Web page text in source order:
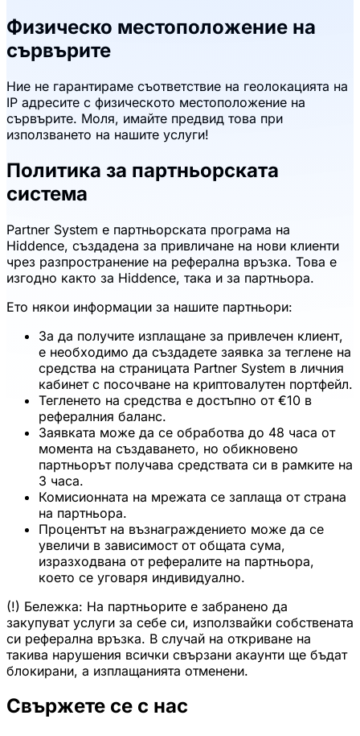
Физическо местоположение на
сървърите
Ние не гарантираме съответствие на геолокацията на
IP адресите с физическото местоположение на
сървърите. Моля, имайте предвид това при
използването на нашите услуги!
Политика за партньорската
система
Partner System е партньорската програма на
Hiddence, създадена за привличане на нови клиенти
чрез разпространение на реферална връзка. Това е
изгодно както за Hiddence, така и за партньора.
Ето някои информации за нашите партньори:
За да получите изплащане за привлечен клиент,
е необходимо да създадете заявка за теглене на
средства на страницата Partner System в личния
кабинет с посочване на криптовалутен портфейл.
Тегленето на средства е достъпно от €10 в
рефералния баланс.
Заявката може да се обработва до 48 часа от
момента на създаването, но обикновено
партньорът получава средствата си в рамките на
3 часа.
Комисионната на мрежата се заплаща от страна
на партньора.
Процентът на възнаграждението може да се
увеличи в зависимост от общата сума,
изразходвана от рефералите на партньора,
което се уговаря индивидуално.
(!) Бележка: На партньорите е забранено да
закупуват услуги за себе си, използвайки собствената
си реферална връзка. В случай на откриване на
такива нарушения всички свързани акаунти ще бъдат
блокирани, а изплащанията отменени.
Свържете се с нас